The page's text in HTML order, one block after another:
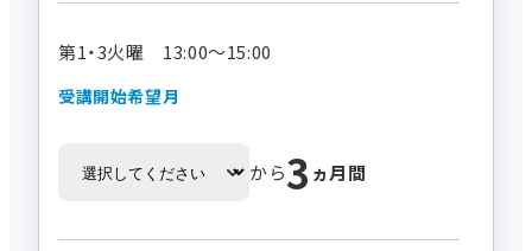
第1・3火曜 13:00～15:00
受講開始希望月
から3 ヵ月間